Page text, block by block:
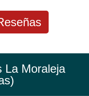
La Moraleja